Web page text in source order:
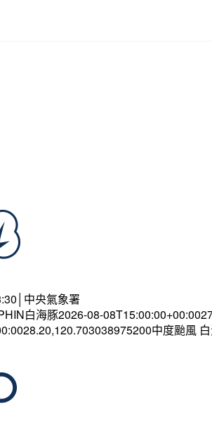
中央氣象署
白海豚2026-08-
中度颱風